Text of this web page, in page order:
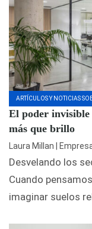
ARTÍCULOS Y NOTICIAS
El poder
más que brillo
Laura Millan |
Desvelando los
Cuando
imaginar suelos